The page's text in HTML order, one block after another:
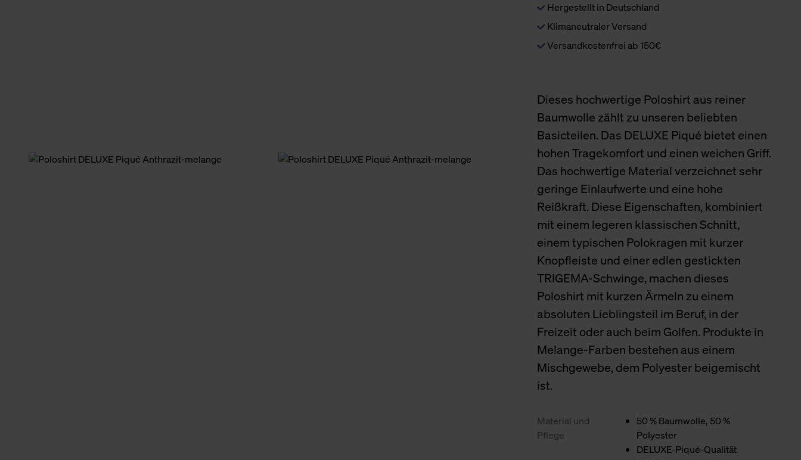
Hergestellt in Deutschland
Klimaneutraler Versand
Versandkostenfrei ab 150€
Dieses hochwertige Poloshirt aus reiner
Baumwolle zählt zu unseren beliebten
Basicteilen. Das DELUXE Piqué bietet einen
hohen Tragekomfort und einen weichen Griff.
Das hochwertige Material verzeichnet sehr
geringe Einlaufwerte und eine hohe
Reißkraft. Diese Eigenschaften, kombiniert
mit einem legeren klassischen Schnitt,
einem typischen Polokragen mit kurzer
Knopfleiste und einer edlen gestickten
TRIGEMA-Schwinge, machen dieses
Poloshirt mit kurzen Ärmeln zu einem
absoluten Lieblingsteil im Beruf, in der
Freizeit oder auch beim Golfen. Produkte in
Melange-Farben bestehen aus einem
Mischgewebe, dem Polyester beigemischt
ist.
Material und
Pflege
50 % Baumwolle, 50 %
Polyester
DELUXE-Piqué-Qualität